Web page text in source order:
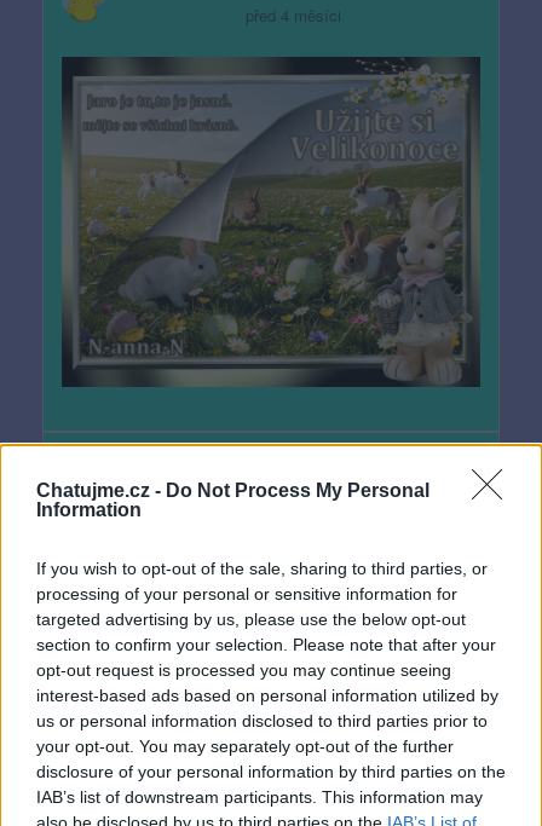
Chatujme.cz - Do Not Process My Personal
Information
If you wish to opt-out of the sale, sharing to third parties, or
processing of your personal or sensitive information for
targeted advertising by us, please use the below opt-out
section to confirm your selection. Please note that after your
opt-out request is processed you may continue seeing
interest-based ads based on personal information utilized by
us or personal information disclosed to third parties prior to
your opt-out. You may separately opt-out of the further
disclosure of your personal information by third parties on the
IAB’s list of downstream participants. This information may
also be disclosed by us to third parties on the IAB’s List of
před 4 měsíci
před 4 měsíci